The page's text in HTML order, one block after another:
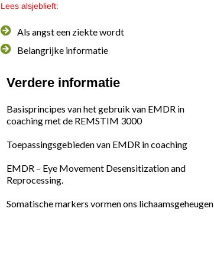
Lees alsjeblieft:
Als angst een ziekte wordt
Belangrijke informatie
Verdere informatie
Basisprincipes van het gebruik van EMDR in
coaching met de REMSTIM 3000
Toepassingsgebieden van EMDR in coaching
EMDR – Eye Movement Desensitization and
Reprocessing.
Somatische markers vormen ons lichaamsgeheugen